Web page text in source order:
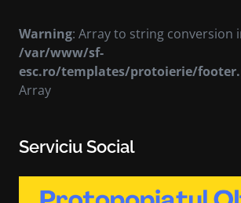
Warning: Array to string conversion
/var/www/sf-
esc.ro/templates/protoierie/
Array
Serviciu Social